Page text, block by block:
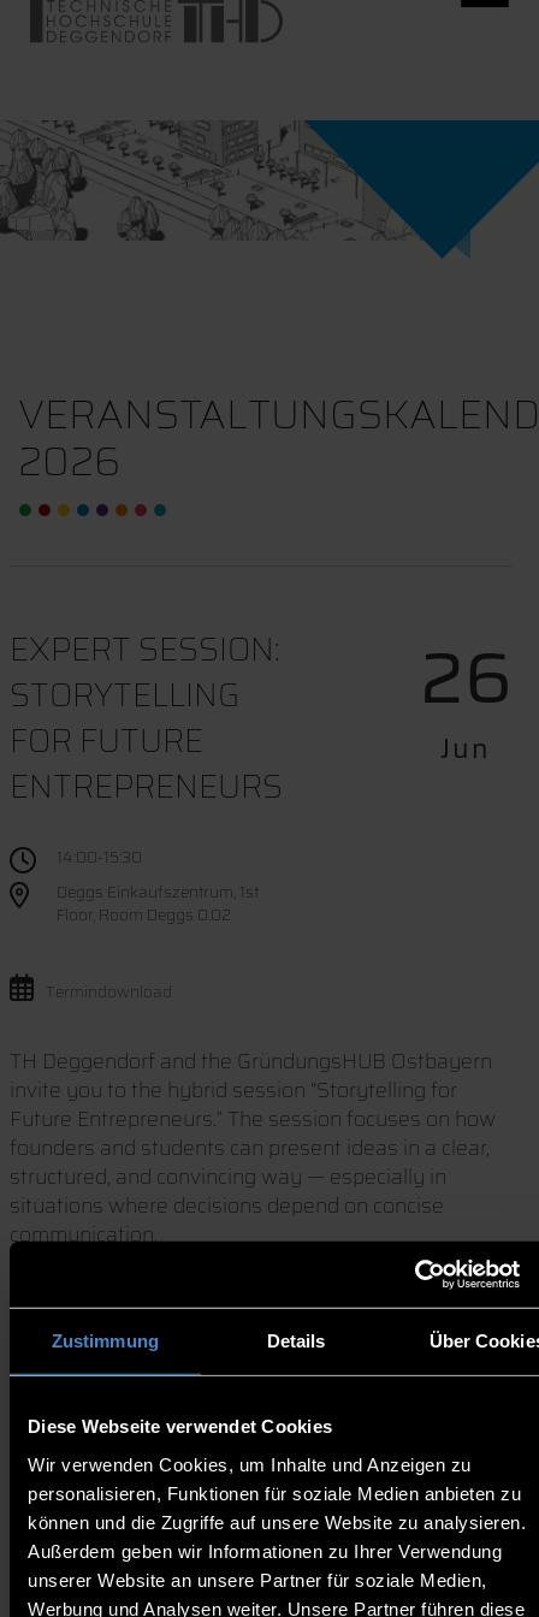
Zustimmung Details Über
Diese Webseite verwendet Cookies
Wir verwenden Cookies, um Inhalte und Anzeigen zu
personalisieren, Funktionen für soziale Medien anbieten zu
können und die Zugriffe auf unsere Website zu analysieren.
Außerdem geben wir Informationen zu Ihrer Verwendung
unserer Website an unsere Partner für soziale Medien,
Werbung und Analysen weiter. Unsere Partner führen diese
2026
EXPERT SESSION:
STORYTELLING
FOR FUTURE
ENTREPRENEURS
14:00-15:30
Deggs Einkaufszentrum, 1st
Floor, Room Deggs 0.02
Termindownload
26
Jun
TH Deggendorf and the GründungsHUB Ostbayern
invite you to the hybrid session “Storytelling for
Future Entrepreneurs.” The session focuses on how
founders and students can present ideas in a clear,
structured, and convincing way — especially in
situations where decisions depend on concise
communication.
We are pleased to welcome Astrid Steingrüber
(Coaching & Consulting) as our guest lecturer. She
and supports them in communicating complex topics
with precision and confidence. In this workshop, she
explain the core of your idea, highlight its relevance,
and create understanding among investors,
customers, and teams.
What to expect:
How to structure a pitch that sticks